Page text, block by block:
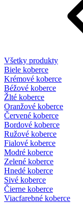
Všetky produkty
Biele koberce
Krémové koberce
Béžové koberce
Žlté koberce
Oranžové koberce
Červené koberce
Bordové koberce
Ružové koberce
Fialové koberce
Modré koberce
Zelené koberce
Hnedé koberce
Sivé koberce
Čierne koberce
Viacfarebné koberce